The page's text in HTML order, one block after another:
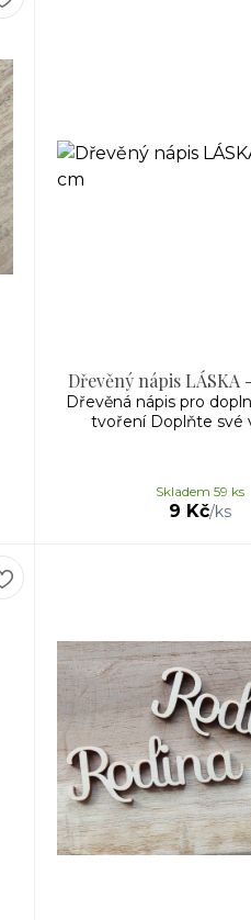
Dřevěný nápis LÁSKA
Dřevěná nápis pro
tvoření Doplňte své
9 Kč/ks
Skladem 59 ks